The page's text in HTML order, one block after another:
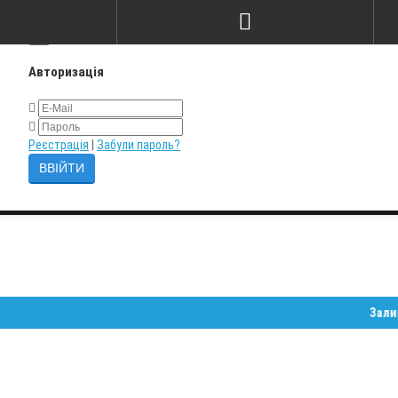
Авторизація
Реєстрація Забули пароль?